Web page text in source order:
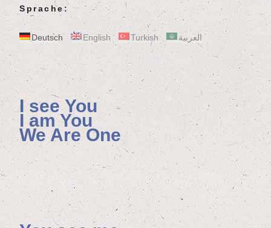
Sprache:
Deutsch English Turkish العربية
I see You
I am You
We Are One